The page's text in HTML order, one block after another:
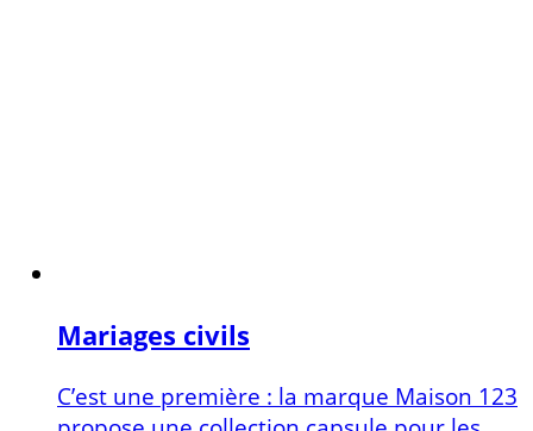
Mariages civils
C’est une première : la marque Maison 123